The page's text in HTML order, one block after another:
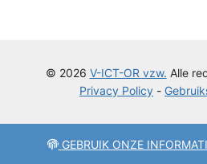
© 2026 V-ICT-OR vzw. Alle
Privacy Policy -
GEBRUIK ONZE